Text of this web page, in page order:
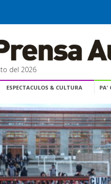
del 2026
ESPECTACULOS & CULTURA PA'